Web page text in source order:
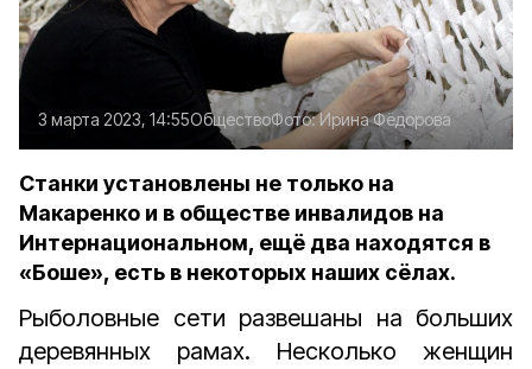
3 марта 2023, 14:55ОбществоФото:Ирина Фёдорова
Станки установлены не только на
Макаренко и в обществе инвалидов на
Интернациональном, ещё два находятся в
«Боше», есть в некоторых наших сёлах.
Рыболовные сети развешаны на больших
деревянных рамах. Несколько женщин